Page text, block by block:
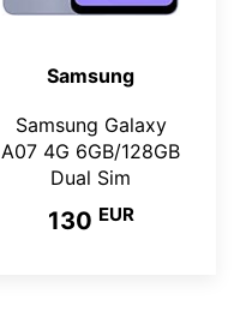
Samsung
Samsung Galaxy
A07 4G 6GB/128GB
Dual Sim
130 EUR